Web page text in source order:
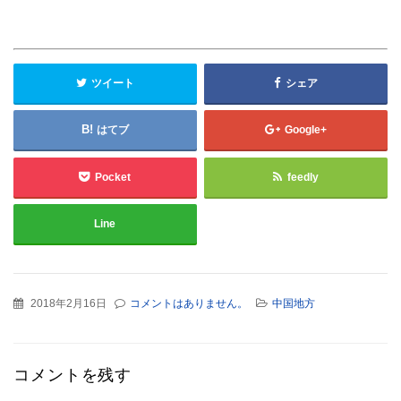
ツイート シェア
はてブ Google+
Pocket feedly
Line
2018年2月16日 コメントはありません。 中国地方
コメントを残す